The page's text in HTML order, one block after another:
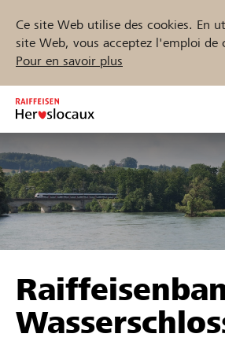
Ce site Web utilise des cookies. En
site Web, vous acceptez l'emploi de
Pour en savoir plus
Inhalt
springen
Parrainer
Soutien & assistance
Trouvez des projets et des
Démarrez